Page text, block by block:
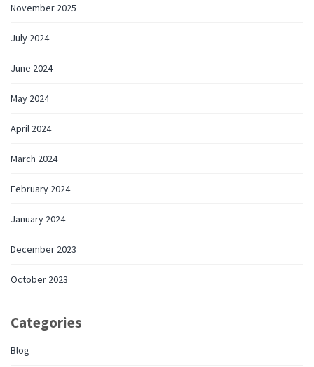
November 2025
July 2024
June 2024
May 2024
April 2024
March 2024
February 2024
January 2024
December 2023
October 2023
Categories
Blog